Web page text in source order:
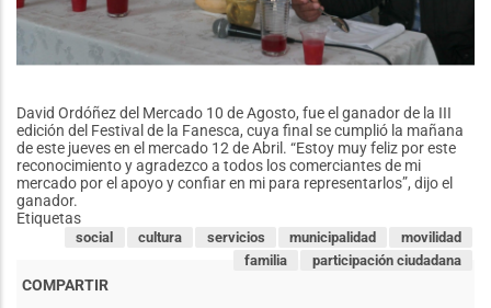
David Ordóñez del Mercado 10 de Agosto, fue el ganador de la III
edición del Festival de la Fanesca, cuya final se cumplió la mañana
de este jueves en el mercado 12 de Abril. “Estoy muy feliz por este
reconocimiento y agradezco a todos los comerciantes de mi
mercado por el apoyo y confiar en mi para representarlos”, dijo el
ganador.
Etiquetas
movilidad
municipalidad
servicios
cultura
social
participación ciudadana
familia